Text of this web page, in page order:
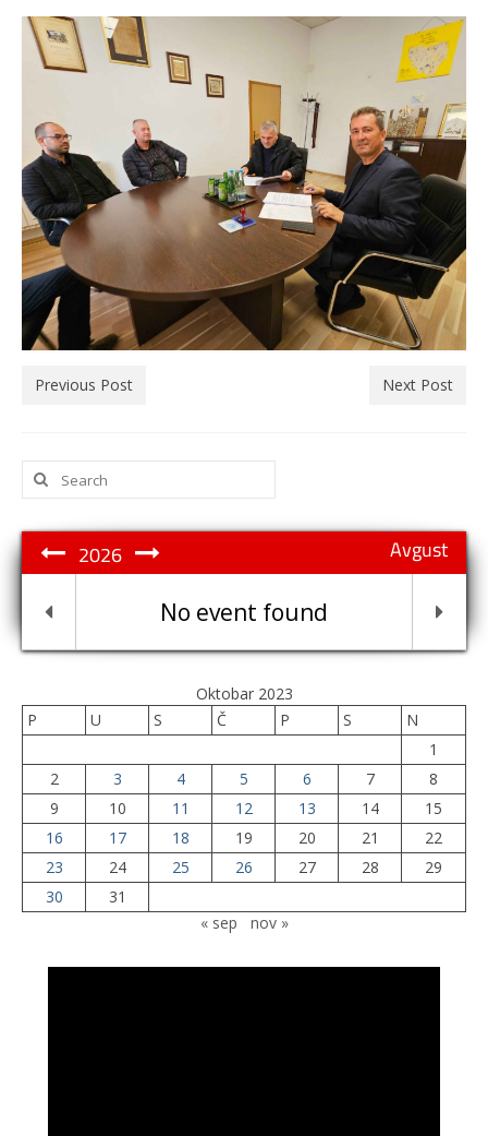
Previous Post Next Post
Search
for:
Avgust
2026
No event found
Oktobar 2023
P
U S Č P S
N
1
2
3 4 5 6 7
8
9
10 11 12 13 14
15
16
17 18 19 20 21
22
23
24 25 26 27 28
29
30
31
« sep
nov »